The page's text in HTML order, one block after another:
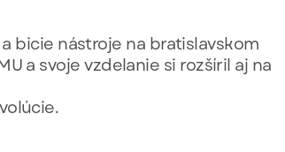
a bicie nástroje na bratislavskom
a svoje vzdelanie si rozšíril aj na